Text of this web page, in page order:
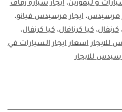
اعلى
فئة
و ليموزين،ايجار سيارة زفاف
مرسيدس،ايجار مرسيدس فيانو،
كرنفال،كيا كرنافال،كيا كرنفال،
للايجار اسعار ايجار السيارات في
للايجار